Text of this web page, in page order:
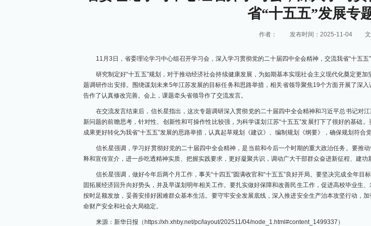
省“十五五”发展专
作者： 发布时间：2025-11-04
11月3日，省委理论学习中心组召开学习会，深入学习贯彻党的二十届四中全会精神，交流我省“十五
研究制定好“十五五”规划，对于推动经济社会持续健康发展，为如期基本实现社会主义现代化奠定更
题调研作出安排。围绕谋划未来5年江苏发展的目标任务和思路举措，相关省领导聚焦19个方面开展了深
告作了认真修改完善。会上，课题牵头省领导作了交流发言。
在交流发言结束后，信长星指出，这次专题调研深入贯彻党的二十届四中全会精神和习近平总书记对
新问题的前瞻思考，针对性、创新性和可操作性比较强，为科学谋划江苏“十五五”发展打下了很好的基础
成果更好转化为我省“十五五”发展的思路举措，认真起草规划《建议》、编制规划《纲要》，确保规划符合
信长星强调，学习好贯彻好党的二十届四中全会精神，是当前和今后一个时期的重大政治任务。要推
释和宣传宣介，进一步吃透精神实质、把握实践要求，更好凝聚共识，调动广大干部群众奋进新征程、建
信长星强调，做好今年后两个月工作，事关“十四五”圆满收官和“十五五”良好开局。要坚决完成全年
固拓展经济回升向好势头，并及早谋划明年相关工作。要扎实做好保障和改善民生工作，促进高校毕业生
按时足额发放，妥善安排好困难群众基本生活。要守牢安全发展底线，深入推进安全生产治本攻坚行动，
命财产安全和社会大局稳定。
来源：新华日报（https://xh.xhby.net/pc/layout/202511/04/node_1.html#content_1499337）